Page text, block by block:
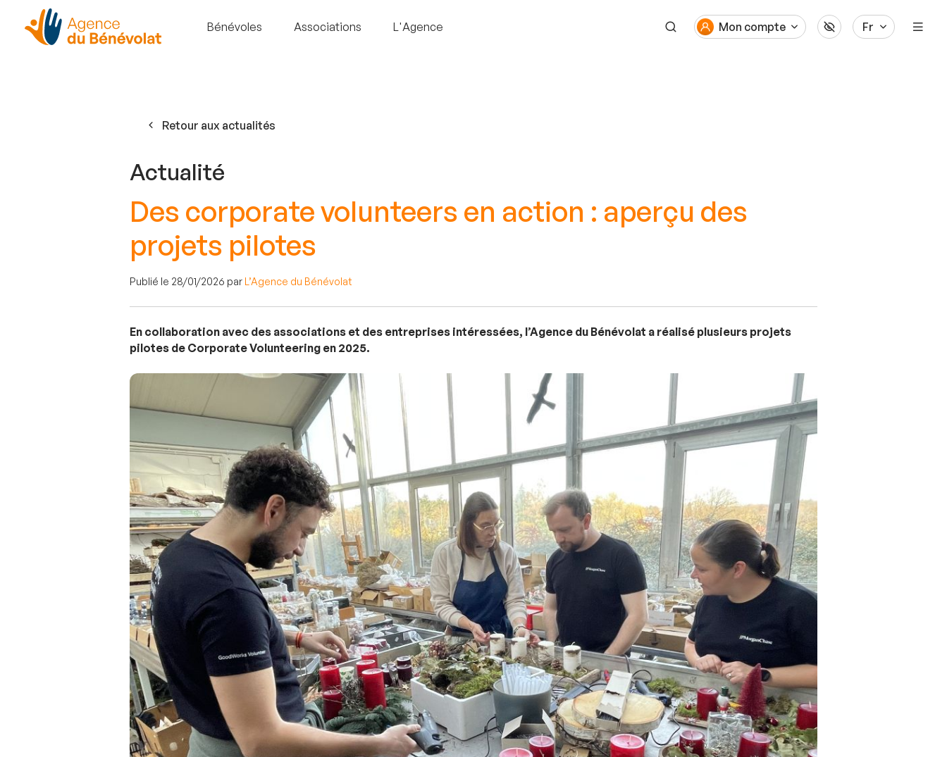
Bénévoles Associations L'Agence Mon compte Fr
Retour aux actualités
Actualité
Des corporate volunteers en action : aperçu des
projets pilotes
Publié le 28/01/2026 par L’Agence du Bénévolat
En collaboration avec des associations et des entreprises intéressées, l’Agence du Bénévolat a réalisé plusieurs projets
pilotes de Corporate Volunteering en 2025.